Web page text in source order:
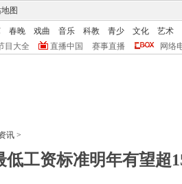
图
春晚 戏曲 音乐 科教 青少 文化
艺术
目大全 直播中国 赛事直播 网络
讯 >
低工资标准明年有望超